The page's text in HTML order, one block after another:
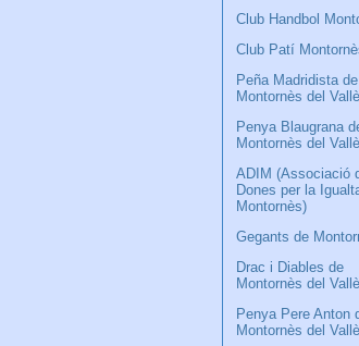
Club Handbol
Club Patí
Peña Madridista de
Montornès del
Penya Blaugrana
Montornès del
ADIM (Associació
Dones per la
Montornès)
Gegants de
Drac i Diables de
Montornès del
Penya Pere Anton
Montornès del